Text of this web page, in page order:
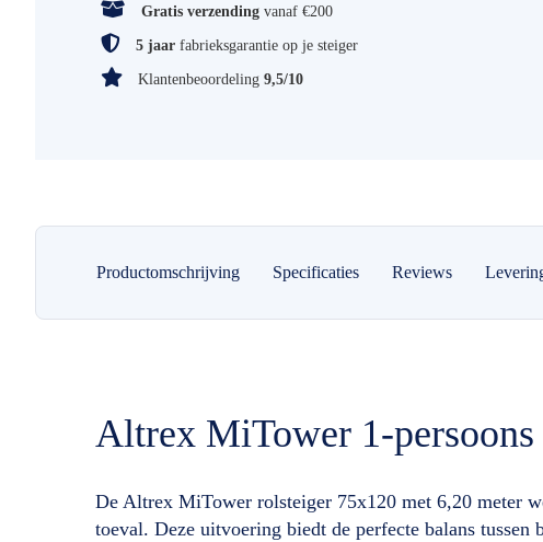
Gratis verzending vanaf €200
5 jaar fabrieksgarantie op je steiger
Klantenbeoordeling 9,5/10
Productomschrijving Specificaties Reviews
Altrex MiTower 1-
De Altrex MiTower rolsteiger 75x120 met 6,20 meter
toeval. Deze uitvoering biedt de perfecte balans